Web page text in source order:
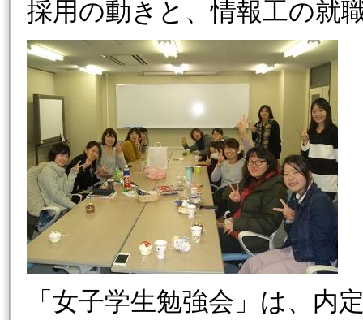
採用の動きと、情報工の就
「女子学生勉強会」は、内